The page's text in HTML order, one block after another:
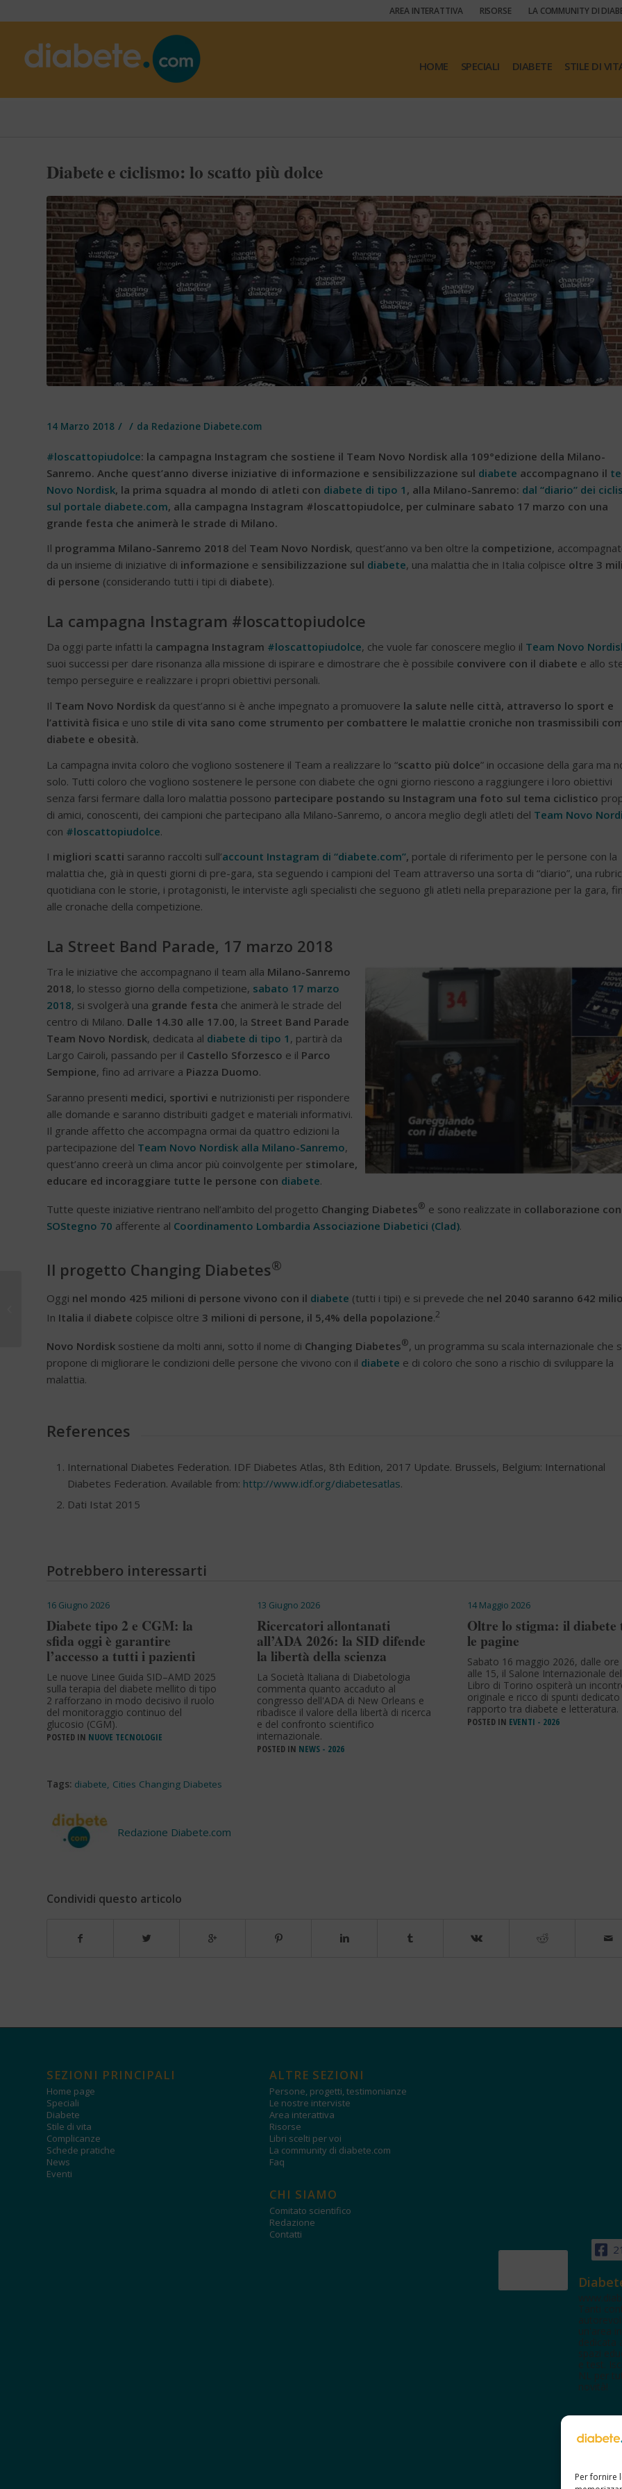
Per fornire
AREA INTERATTIVA RISORSE LA COMMUNITY DI
HOME SPECIALI DIABETE STILE DI
Diabete e ciclismo: lo scatto più dolce
14 Marzo 2018 / / da Redazione Diabete.com
#loscattopiudolce: la campagna Instagram che sostiene il Team Novo Nordisk alla 109°edizione della Milano-
Sanremo. Anche quest’anno diverse iniziative di informazione e sensibilizzazione sul diabete accompagnano il
Novo Nordisk, la prima squadra al mondo di atleti con diabete di tipo 1 , alla Milano-Sanremo: dal “diario” dei
sul portale diabete.com, alla campagna Instagram #loscattopiudolce, per culminare sabato 17 marzo con una
grande festa che animerà le strade di Milano.
Il programma Milano-Sanremo 2018 del Team Novo Nordisk, quest’anno va ben oltre la competizione,
da un insieme di iniziative di informazione e sensibilizzazione sul diabete, una malattia che in Italia colpisce oltre 3
di persone (considerando tutti i tipi di diabete).
La campagna Instagram #loscattopiudolce
Da oggi parte infatti la campagna Instagram #loscattopiudolce, che vuole far conoscere meglio il Team Novo
suoi successi per dare risonanza alla missione di ispirare e dimostrare che è possibile convivere con il diabete e allo
tempo perseguire e realizzare i propri obiettivi personali.
Il Team Novo Nordisk da quest’anno si è anche impegnato a promuovere la salute nelle città, attraverso lo sport e
l’attività fisica e uno stile di vita sano come strumento per combattere le malattie croniche non trasmissibili
diabete e obesità.
La campagna invita coloro che vogliono sostenere il Team a realizzare lo “scatto più dolce” in occasione della gara ma
solo. Tutti coloro che vogliono sostenere le persone con diabete che ogni giorno riescono a raggiungere i loro obiettivi
senza farsi fermare dalla loro malattia possono partecipare postando su Instagram una foto sul tema ciclistico
di amici, conoscenti, dei campioni che partecipano alla Milano-Sanremo, o ancora meglio degli atleti del Team Novo
con #loscattopiudolce.
I migliori scatti saranno raccolti sull’account Instagram di “diabete.com”, portale di riferimento per le persone con la
malattia che, già in questi giorni di pre-gara, sta seguendo i campioni del Team attraverso una sorta di “diario”, una
quotidiana con le storie, i protagonisti, le interviste agli specialisti che seguono gli atleti nella preparazione per la gara,
alle cronache della competizione.
La Street Band Parade, 17 marzo 2018
Tra le iniziative che accompagnano il team alla Milano-Sanremo
2018, lo stesso giorno della competizione, sabato 17 marzo
2018, si svolgerà una grande festa che animerà le strade del
centro di Milano. Dalle 14.30 alle 17.00, la Street Band Parade
Team Novo Nordisk, dedicata al diabete di tipo 1 , partirà da
Largo Cairoli, passando per il Castello Sforzesco e il Parco
Sempione, fino ad arrivare a Piazza Duomo.
Saranno presenti medici, sportivi e nutrizionisti per rispondere
alle domande e saranno distribuiti gadget e materiali informativi.
Il grande affetto che accompagna ormai da quattro edizioni la
partecipazione del Team Novo Nordisk alla Milano-Sanremo,
quest’anno creerà un clima ancor più coinvolgente per stimolare,
educare ed incoraggiare tutte le persone con diabete.
Tutte queste iniziative rientrano nell’ambito del progetto Changing Diabetes® e sono realizzate in collaborazione con
SOStegno 70 afferente al Coordinamento Lombardia Associazione Diabetici (Clad).
Il progetto Changing Diabetes®
Oggi nel mondo 425 milioni di persone vivono con il diabete (tutti i tipi) e si prevede che nel 2040 saranno 642
In Italia il diabete colpisce oltre 3 milioni di persone, il 5,4% della popolazione.2
Novo Nordisk sostiene da molti anni, sotto il nome di Changing Diabetes®, un programma su scala internazionale che
propone di migliorare le condizioni delle persone che vivono con il diabete e di coloro che sono a rischio di sviluppare la
malattia.
References
International Diabetes Federation. IDF Diabetes Atlas, 8th Edition, 2017 Update. Brussels, Belgium: International
Diabetes Federation. Available from: http://www.idf.org/diabetesatlas.
Dati Istat 2015
Potrebbero interessarti
16 Giugno 2026
Diabete tipo 2 e CGM: la
sfida oggi è garantire
l’accesso a tutti i pazienti
Le nuove Linee Guida SID–AMD 2025
sulla terapia del diabete mellito di tipo
2 rafforzano in modo decisivo il ruolo
del monitoraggio continuo del
glucosio (CGM).
POSTED IN NUOVE TECNOLOGIE
13 Giugno 2026
Ricercatori allontanati
all’ADA 2026: la SID difende
la libertà della scienza
La Società Italiana di Diabetologia
commenta quanto accaduto al
congresso dell'ADA di New Orleans e
ribadisce il valore della libertà di ricerca
e del confronto scientifico
internazionale.
POSTED IN NEWS - 2026
14 Maggio 2026
Oltre lo stigma: il diabete
le pagine
Sabato 16 maggio 2026, dalle ore
alle 15, il Salone Internazionale del
Libro di Torino ospiterà un
originale e ricco di spunti dedicato
rapporto tra diabete e letteratura.
POSTED IN EVENTI - 2026
Tags: diabete Cities Changing Diabetes
Redazione Diabete.com
Condividi questo articolo
SEZIONI PRINCIPALI
Home page
Speciali
Diabete
Stile di vita
Complicanze
Schede pratiche
News
Eventi
ALTRE SEZIONI
Persone, progetti, testimonianze
Le nostre interviste
Area interattiva
Risorse
Libri scelti per voi
La community di diabete.com
Faq
CHI SIAMO
Comitato scientifico
Redazione
Contatti
Tanti
un'area
dedicata
spazi
e test.
NL per
novità!
alla Milano-Sanremo: il
capoluogo meneghino